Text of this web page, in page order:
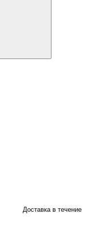
Доставка в течение